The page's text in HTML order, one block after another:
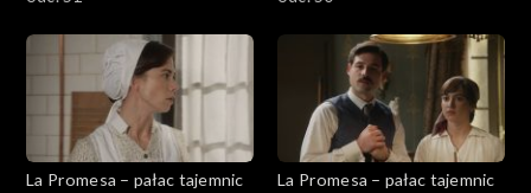
La Promesa – pałac tajemnic
La Promesa – pałac tajemnic